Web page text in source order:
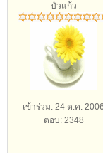
บัวแก้ว
เข้าร่วม: 24 ต.ค. 2006
ตอบ: 2348